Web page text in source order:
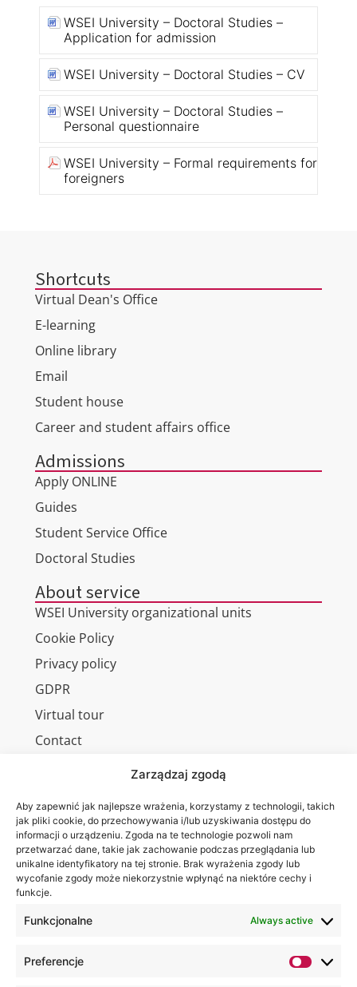
Zarządzaj zgodą
Aby zapewnić jak najlepsze wrażenia, korzystamy z technologii, takich
jak pliki cookie, do przechowywania i/lub uzyskiwania dostępu do
informacji o urządzeniu. Zgoda na te technologie pozwoli nam
przetwarzać dane, takie jak zachowanie podczas przeglądania lub
unikalne identyfikatory na tej stronie. Brak wyrażenia zgody lub
wycofanie zgody może niekorzystnie wpłynąć na niektóre cechy i
funkcje.
Funkcjonalne Always active
Preferencje
WSEI University – Doctoral Studies –
Application for admission
WSEI University – Doctoral Studies – CV
WSEI University – Doctoral Studies –
Personal questionnaire
WSEI University – Formal requirements for
foreigners
Shortcuts
Virtual Dean's Office
E-learning
Online library
Email
Student house
Career and student affairs office
Admissions
Apply ONLINE
Guides
Student Service Office
Doctoral Studies
About service
WSEI University organizational units
Cookie Policy
Privacy policy
GDPR
Virtual tour
Contact
WSEI
University
4
Projektowa
Wa are on: